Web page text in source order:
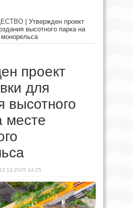
Утвержден проект
высотного парка на
монорельса
проект
для
высотного
месте
12.12.2025 14:25